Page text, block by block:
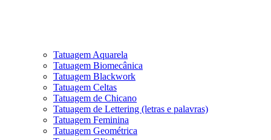
Tatuagem Aquarela
Tatuagem Biomecânica
Tatuagem Blackwork
Tatuagem Celtas
Tatuagem de Chicano
Tatuagem de Lettering (letras e palavras)
Tatuagem Feminina
Tatuagem Geométrica